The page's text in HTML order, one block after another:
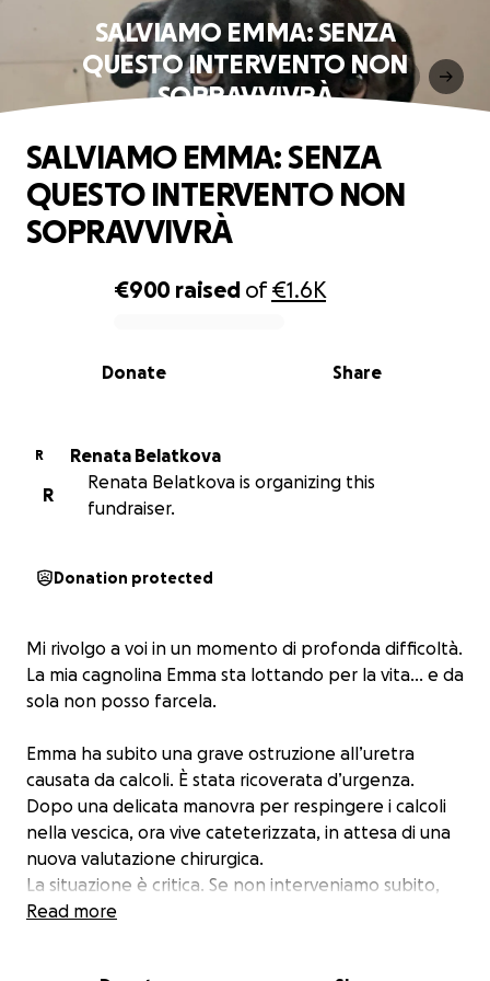
SALVIAMO EMMA: SENZA
QUESTO INTERVENTO NON
SOPRAVVIVRÀ
0% complete
€900 raised of€1.6K
Share
Donate
SALVIAMO EMMA: SENZA
QUESTO INTERVENTO NON
SOPRAVVIVRÀ
R
Renata Belatkova
R
Renata Belatkova is organizing this
fundraiser.
Donation protected
Mi rivolgo a voi in un momento di profonda difficoltà.
La mia cagnolina Emma sta lottando per la vita… e da
sola non posso farcela.
Emma ha subito una grave ostruzione all’uretra
causata da calcoli. È stata ricoverata d’urgenza.
Dopo una delicata manovra per respingere i calcoli
nella vescica, ora vive cateterizzata, in attesa di una
nuova valutazione chirurgica.
La situazione è critica. Se non interveniamo subito,
Emma non ce la farà.
Read more